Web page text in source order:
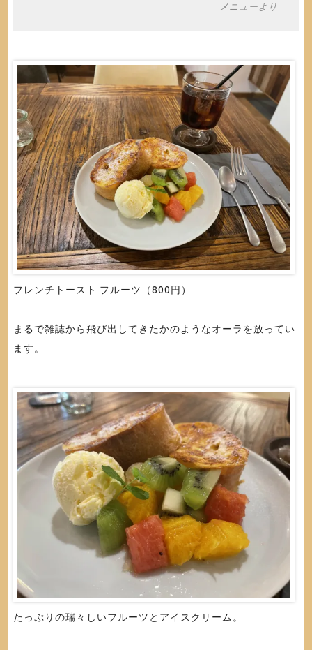
メニューより
フレンチトースト フルーツ（800円）
まるで雑誌から飛び出してきたかのようなオーラを放ってい
ます。
たっぷりの瑞々しいフルーツとアイスクリーム。